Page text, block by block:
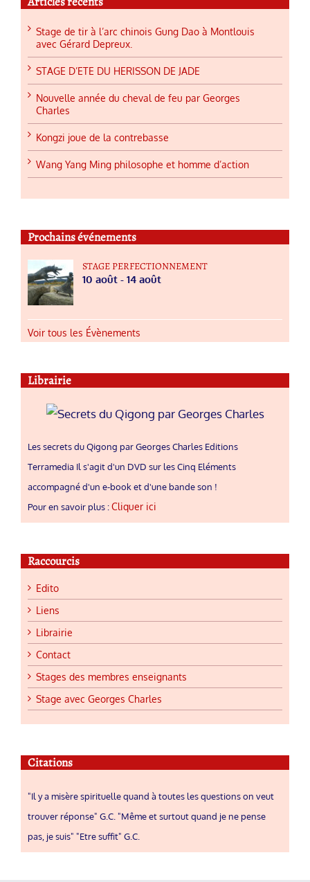
Stage de tir à l’arc chinois Gung Dao à Montlouis
avec Gérard Depreux.
STAGE D’ETE DU HERISSON DE JADE
Nouvelle année du cheval de feu par Georges
Charles
Kongzi joue de la contrebasse
Wang Yang Ming philosophe et homme d’action
Prochains événements
STAGE PERFECTIONNEMENT
10 août - 14 août
Voir tous les Évènements
Librairie
Les secrets du Qigong par Georges Charles Editions
Terramedia Il s'agit d'un DVD sur les Cinq Eléments
accompagné d'un e-book et d'une bande son !
Pour en savoir plus :Cliquer ici
Raccourcis
Edito
Liens
Librairie
Contact
Stages des membres enseignants
Stage avec Georges Charles
Citations
"Il y a misère spirituelle quand à toutes les questions on veut
trouver réponse" G.C. "Même et surtout quand je ne pense
pas, je suis" "Etre suffit" G.C.